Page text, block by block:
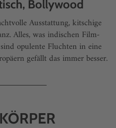
Bollywood
Ausstattung, kitschige
Alles, was indischen Film-
opulente Fluchten in eine
gefällt das immer besser.